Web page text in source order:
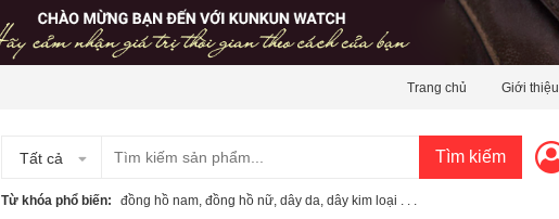
Trang chủ Giới thiệu
Tất cả Tìm kiếm
Từ khóa phổ biến: đồng hồ nam đồng hồ nữ dây da dây kim loại . . .